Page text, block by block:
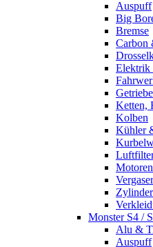
Auspuff
Big
Bremse
Carbon
Elektrik
Getriebe
Ketten,
Kolben
Kühler
Monster S4 /
Alu &
Auspuff